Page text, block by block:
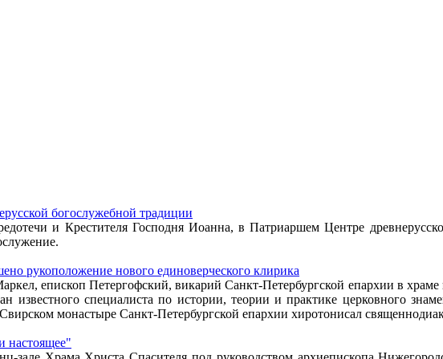
богослужебной традиции
и Крестителя Господня Иоанна, в Патриаршем Центре
рукоположение нового единоверческого клирика
епископ Петергофский, викарий Санкт-Петербургской епархии в
известного специалиста по истории, теории и практике церковного
монастыре Санкт-Петербургской епархии хиротонисал
настоящее"